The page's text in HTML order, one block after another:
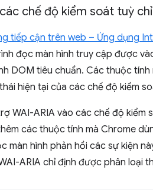
chế độ kiểm soát tuỳ
tiếp cận trên web – Ứng dụng
đọc màn hình truy cập được
DOM tiêu chuẩn. Các thuộc
hiện tại của các chế độ kiểm
WAI-ARIA vào các chế độ
các thuộc tính mà Chrome
màn hình phản hồi các sự kiện
ARIA chỉ định được phân loại